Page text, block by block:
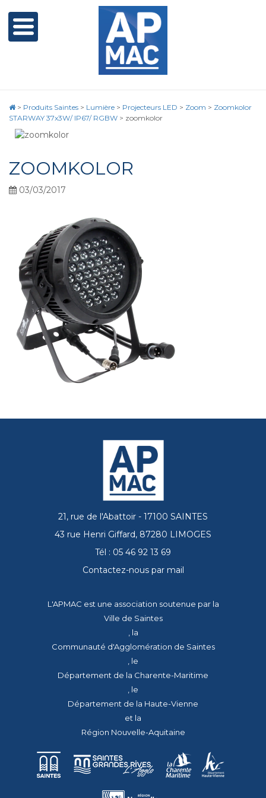
> Produits Saintes > Lumière > Projecteurs LED > Zoom > Zoomkolor
STARWAY 37x3W/ IP67/ RGBW > zoomkolor
ZOOMKOLOR
03/03/2017
21, rue de l'Abattoir - 17100 SAINTES
43 rue Henri Giffard, 87280 LIMOGES
Tél : 05 46 92 13 69
Contactez-nous par mail
L'APMAC est une association soutenue par la
Ville de Saintes
, la
Communauté d'Agglomération de Saintes
, le
Département de la Charente-Maritime
, le
Département de la Haute-Vienne
et la
Région Nouvelle-Aquitaine